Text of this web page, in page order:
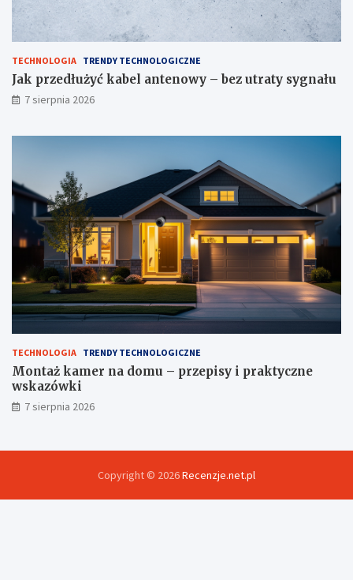
TECHNOLOGIA TRENDY TECHNOLOGICZNE
Jak przedłużyć kabel antenowy – bez utraty sygnału
7 sierpnia 2026
TECHNOLOGIA TRENDY TECHNOLOGICZNE
Montaż kamer na domu – przepisy i praktyczne
wskazówki
7 sierpnia 2026
Copyright © 2026Recenzje.net.pl